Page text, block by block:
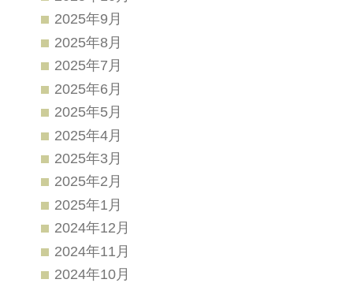
2025年9月
2025年8月
2025年7月
2025年6月
2025年5月
2025年4月
2025年3月
2025年2月
2025年1月
2024年12月
2024年11月
2024年10月